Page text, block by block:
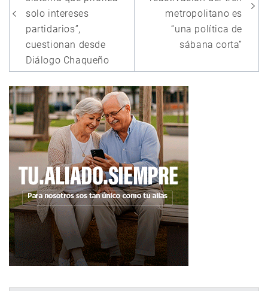
solo intereses
partidarios”,
cuestionan desde
Diálogo Chaqueño
metropolitano es
“una política de
sábana corta”